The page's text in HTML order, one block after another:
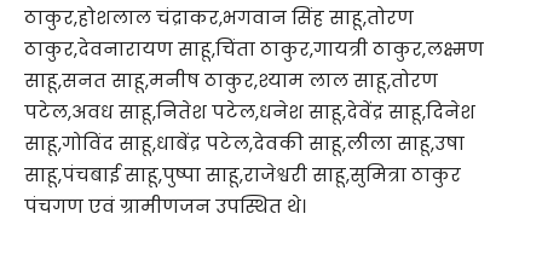
ठाकुर,होशलाल चंद्राकर,भगवान सिंह साहू,तोरण
ठाकुर,देवनारायण साहू,चिंता ठाकुर,गायत्री ठाकुर,लक्ष्मण
साहू,सनत साहू,मनीष ठाकुर,श्याम लाल साहू,तोरण
पटेल,अवध साहू,नितेश पटेल,धनेश साहू,देवेंद्र साहू,दिनेश
साहू,गोविंद साहू,धाबेंद्र पटेल,देवकी साहू,लीला साहू,उषा
साहू,पंचबाई साहू,पुष्पा साहू,राजेश्वरी साहू,सुमित्रा ठाकुर
पंचगण एवं ग्रामीणजन उपस्थित थे।